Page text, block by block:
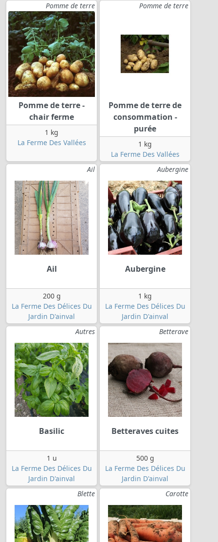
Pomme de terre
Pomme de terre -
chair ferme
1 kg
La Ferme Des Vallées
Pomme de terre
Pomme de terre de
consommation -
purée
1 kg
La Ferme Des Vallées
Ail
Ail
200 g
La Ferme Des Délices Du
Jardin D'ainval
Aubergine
Aubergine
1 kg
La Ferme Des Délices Du
Jardin D'ainval
Autres
Basilic
1 u
La Ferme Des Délices Du
Jardin D'ainval
Betterave
Betteraves cuites
500 g
La Ferme Des Délices Du
Jardin D'ainval
Blette
Carotte